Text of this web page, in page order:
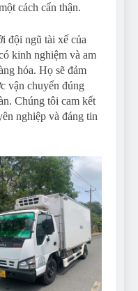
cách cẩn thận.
đội ngũ tài xế của
kinh nghiệm và am
hóa. Họ sẽ đảm
vận chuyển đúng
Chúng tôi cam kết
nghiệp và đáng tin